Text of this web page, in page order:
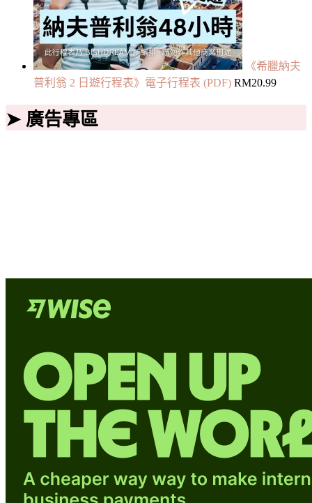
《希臘納夫
普利翁 2 日遊行程表》電子行程表 (PDF) RM20.99
➤ 廣告專區